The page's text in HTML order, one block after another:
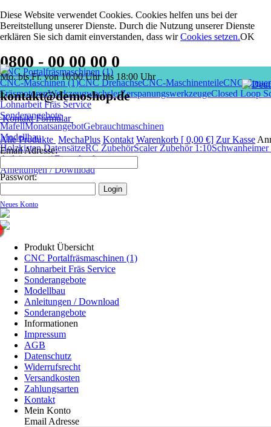
Diese Website verwendet Cookies. Cookies helfen uns bei der
Bereitstellung unserer Dienste. Durch die Nutzung unserer Dienste
erklären Sie sich damit einverstanden, dass wirCookies setzen.OK
CNC Portalfräsmaschinen (1)
CNC-Maschinen (1)CNC DrehachseCNC-MaschinenteileCNC-
FräsmotorenWerkzeugwechslerZerspanungswerkzeugeClosed Loop
Lohnarbeit Fräs Service
Sonderangebote
MafellMonatsangebotGebrauchtmaschinen
Modellbau
Holzkisten DatensätzeRC ZubehörScaler Zubehör 1:10
Anleitungen / Download
Anleitungen / Download
0800 - 00 00 00 0
Mo. bis Fr. von 10:00 Uhr bis 18:00 Uhr
kontakt@demoshop.de
Kontakt Formular
Alle Produkte MechaPlus Kontakt Warenkorb [ 0,00 €] Zur Kasse
Email Adresse:
Passwort:
Neues Konto
Produkt Übersicht
CNC Portalfräsmaschinen (1)
Lohnarbeit Fräs Service
Sonderangebote
Modellbau
Anleitungen / Download
Sonderangebote
Informationen
Impressum
AGB
Datenschutz
Widerrufsrecht
Versandkosten
Zahlungsarten
Kontakt
Mein Konto
Email Adresse